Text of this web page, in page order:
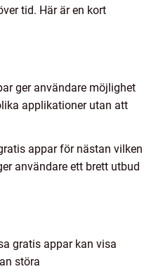
tid. Här är en kort
ger användare möjlighet
applikationer utan att
appar för nästan vilken
användare ett brett utbud
gratis appar kan visa
störa